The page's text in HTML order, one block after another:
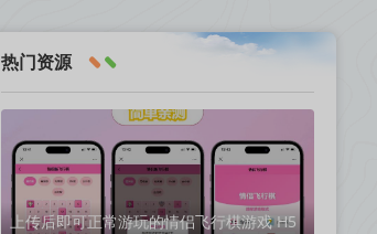
热门资源
上传后即可正常游玩的情侣飞行棋游戏 H5